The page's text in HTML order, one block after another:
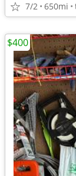
7/2 650mi
$400